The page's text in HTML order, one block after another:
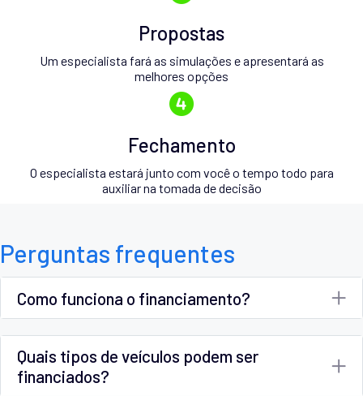
Propostas
Um especialista fará as simulações e apresentará as
melhores opções
Fechamento
O especialista estará junto com você o tempo todo para
auxiliar na tomada de decisão
Perguntas frequentes
Como funciona o financiamento?
Quais tipos de veículos podem ser
financiados?